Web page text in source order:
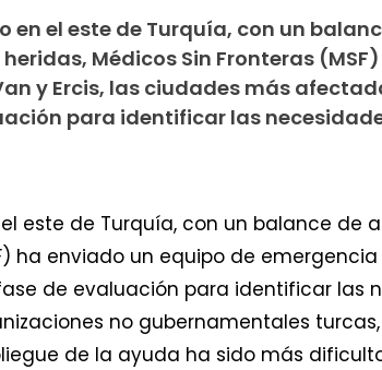
el este de Turquía, con un
Médicos Sin Fronteras
y Ercis, las ciudades más
para identificar las
este de Turquía, con un balance de
ha enviado un equipo de
de evaluación para identificar las
no gubernamentales
de la ayuda ha sido más